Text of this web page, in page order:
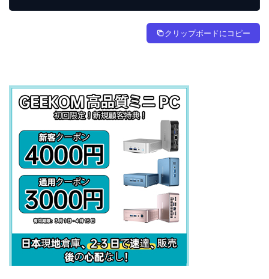
クリップボードにコピー